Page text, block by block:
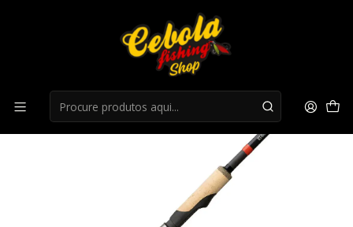
Cana G.Loomis GCX 852S JWR